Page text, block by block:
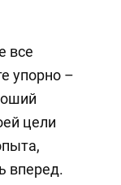
все
упорно –
цели
вперед.